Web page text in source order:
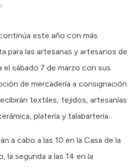
este año con más
para las artesanas y artesanos de
el sábado 7 de marzo con sus
de mercadería a consignación.
textiles, tejidos, artesanías
platería y talabartería.
a cabo a las 10 en la Casa de la
la segunda a las 14 en la